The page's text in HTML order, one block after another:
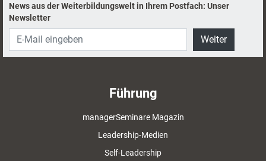
News aus der Weiterbildungswelt in Ihrem Postfach: Unser
Newsletter
Weiter
Führung
managerSeminare Magazin
Leadership-Medien
Self-Leadership